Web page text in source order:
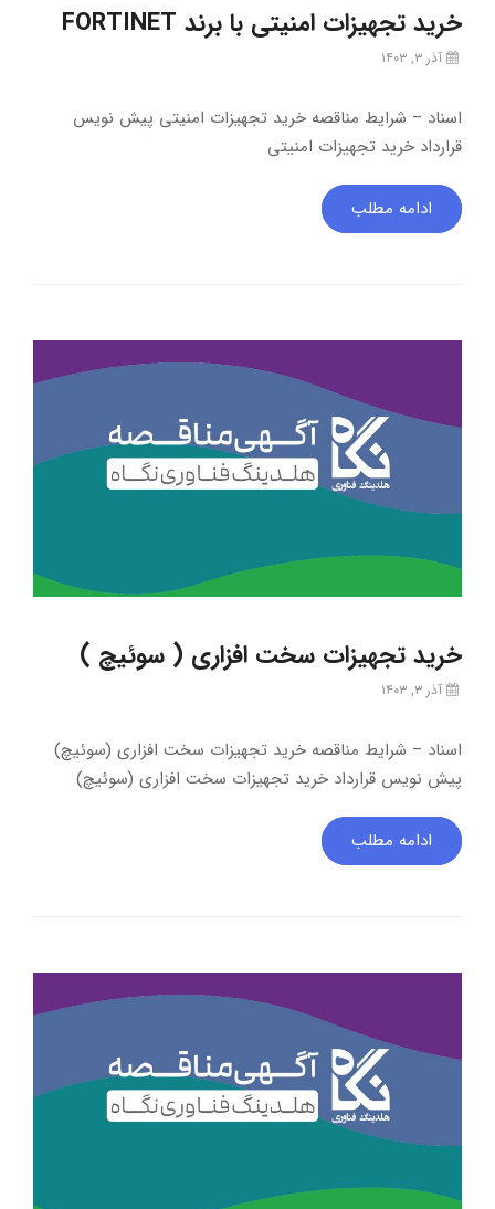
خرید تجهیزات امنیتی با برند FORTINET
آذر ۳, ۱۴۰۳
اسناد – شرایط مناقصه خرید تجهیزات امنیتی پیش نویس
قرارداد خرید تجهیزات امنیتی
ادامه مطلب
خرید تجهیزات سخت افزاری ( سوئیچ )
آذر ۳, ۱۴۰۳
اسناد – شرایط مناقصه خرید تجهیزات سخت افزاری (سوئیچ)
پیش نویس قرارداد خرید تجهیزات سخت افزاری (سوئیچ)
ادامه مطلب